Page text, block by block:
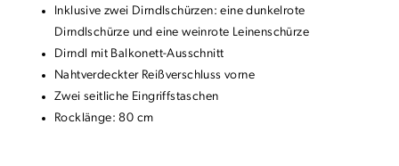
Inklusive zwei Dirndlschürzen: eine dunkelrote
Dirndlschürze und eine weinrote Leinenschürze
Dirndl mit Balkonett-Ausschnitt
Nahtverdeckter Reißverschluss vorne
Zwei seitliche Eingriffstaschen
Rocklänge: 80 cm